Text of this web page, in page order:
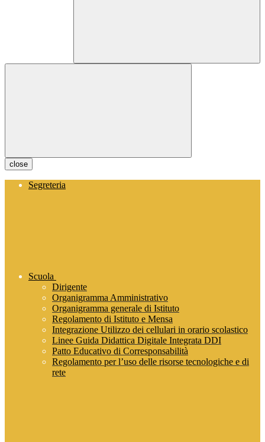
close
Segreteria
Scuola
Dirigente
Organigramma Amministrativo
Organigramma generale di Istituto
Regolamento di Istituto e Mensa
Integrazione Utilizzo dei cellulari in orario scolastico
Linee Guida Didattica Digitale Integrata DDI
Patto Educativo di Corresponsabilità
Regolamento per l’uso delle risorse tecnologiche e di
rete